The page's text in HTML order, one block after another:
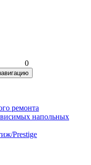
0
ремонта
напольных
Prestige